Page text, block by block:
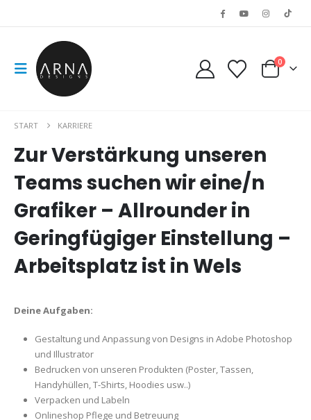
0
START KARRIERE
Zur Verstärkung unseren
Teams suchen wir eine/n
Grafiker – Allrounder in
Geringfügiger Einstellung –
Arbeitsplatz ist in Wels
Deine Aufgaben:
Gestaltung und Anpassung von Designs in Adobe Photoshop
und Illustrator
Bedrucken von unseren Produkten (Poster, Tassen,
Handyhüllen, T-Shirts, Hoodies usw..)
Verpacken und Labeln
Onlineshop Pflege und Betreuung